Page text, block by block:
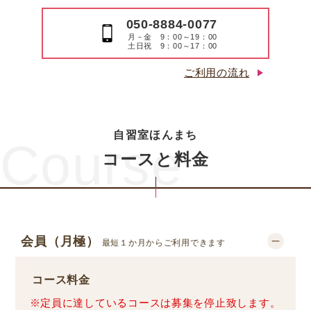
050-8884-0077
月－金 9：00～19：00
土日祝 9：00～17：00
ご利用の流れ
自習室ほんまち
コースと料金
Course
会員（月極） 最短１か月からご利用できます
コース料金
※定員に達しているコースは募集を停止致します。